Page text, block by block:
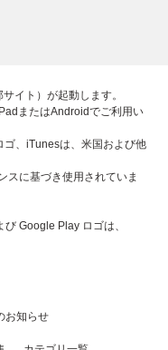
イト）が起動します。
またはAndroidでご利用い
ゴ、iTunesは、米国および他
スに基づき使用されていま
Google Play ロゴは、
お知らせ